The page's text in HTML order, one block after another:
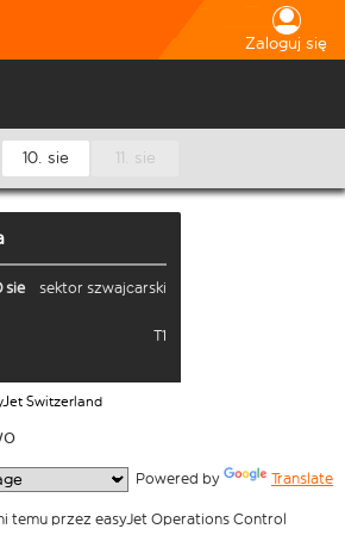
Zaloguj się
10. sie 11. sie
sie
sektor szwajcarski
T1
Switzerland
Powered by Translate
temu przez easyJet Operations Control